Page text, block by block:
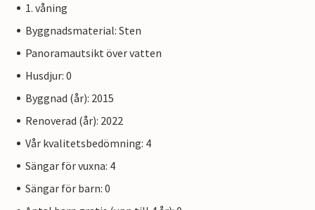
1. våning
Byggnadsmaterial: Sten
Panoramautsikt över vatten
Husdjur: 0
Byggnad (år): 2015
Renoverad (år): 2022
Vår kvalitetsbedömning: 4
Sängar för vuxna: 4
Sängar för barn: 0